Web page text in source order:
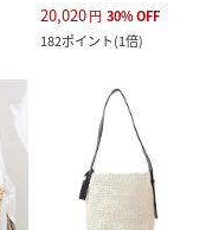
20,020円 30%OFF
182ポイント(1倍)